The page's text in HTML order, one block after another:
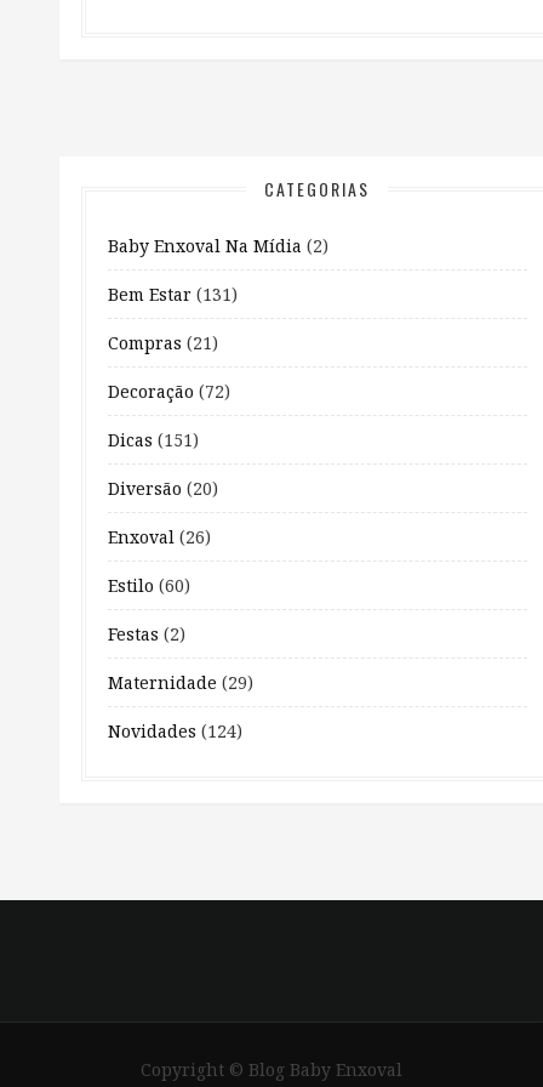
CATEGORIAS
Baby Enxoval Na Mídia (2)
Bem Estar (131)
Compras (21)
Decoração (72)
Dicas (151)
Diversão (20)
Enxoval (26)
Estilo (60)
Festas (2)
Maternidade (29)
Novidades (124)
Copyright © Blog Baby Enxoval